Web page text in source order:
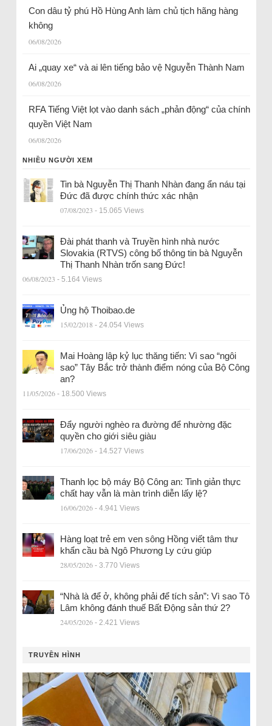
Con dâu tỷ phú Hồ Hùng Anh làm chủ tịch hãng hàng
không
06/08/2026
Ai „quay xe“ và ai lên tiếng bảo vệ Nguyễn Thành Nam
06/08/2026
RFA Tiếng Việt lọt vào danh sách „phản động“ của chính
quyền Việt Nam
06/08/2026
NHIỀU NGƯỜI XEM
Tin bà Nguyễn Thị Thanh Nhàn đang ẩn náu tại
Đức đã được chính thức xác nhận
07/08/2023 - 15.065 Views
Đài phát thanh và Truyền hình nhà nước
Slovakia (RTVS) công bố thông tin bà Nguyễn
Thị Thanh Nhàn trốn sang Đức!
06/08/2023 - 5.164 Views
Ủng hộ Thoibao.de
15/02/2018 - 24.054 Views
Mai Hoàng lập kỷ lục thăng tiến: Vì sao “ngôi
sao” Tây Bắc trở thành điểm nóng của Bộ Công
an?
11/05/2026 - 18.500 Views
Đẩy người nghèo ra đường để nhường đặc
quyền cho giới siêu giàu
17/06/2026 - 14.527 Views
Thanh lọc bộ máy Bộ Công an: Tinh giản thực
chất hay vẫn là màn trình diễn lấy lệ?
16/06/2026 - 4.941 Views
Hàng loạt trẻ em ven sông Hồng viết tâm thư
khẩn cầu bà Ngô Phương Ly cứu giúp
28/05/2026 - 3.770 Views
“Nhà là để ở, không phải để tích sản”: Vì sao Tô
Lâm không đánh thuế Bất Động sản thứ 2?
24/05/2026 - 2.421 Views
TRUYỀN HÌNH